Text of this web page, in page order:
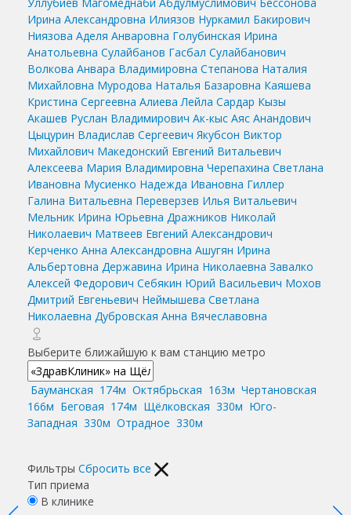
Ирина Александровна Илиязов Нуркамил Бакирович
Ниязова Аделя Анваровна Голубинская Ирина
Анатольевна Сулайбанов Гасбал Сулайбанович
Волкова Анвара Владимировна Степанова Наталия
Михайловна Муродова Наталья Базаровна Каяшева
Кристина Сергеевна Алиева Лейла Сардар Кызы
Акашев Руслан Владимирович Ак-кыс Аяс Анандович
Цыцурин Владислав Сергеевич Якубсон Виктор
Михайлович Македонский Евгений Витальевич
Алексеева Мария Владимировна Черепахина Светлана
Ивановна Мусиенко Надежда Ивановна Гиллер
Галина Витальевна Переверзев Илья Витальевич
Мельник Ирина Юрьевна Дражников Николай
Николаевич Матвеев Евгений Александрович
Керченко Анна Александровна Ашугян Ирина
Альбертовна Державина Ирина Николаевна Завалко
Алексей Федорович Себякин Юрий Васильевич Мохов
Дмитрий Евгеньевич Неймышева Светлана
Николаевна Дубровская Анна Вячеславовна
Выберите ближайшую к вам станцию метро
Бауманская 174м Октябрьская 163м Чертановская
166м Беговая 174м Щёлковская 330м Юго-
Западная 330м Отрадное 330м
Фильтры Сбросить все
Тип приема
В клинике